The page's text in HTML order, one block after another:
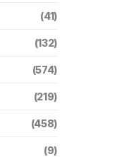
(41)
(132)
(574)
(219)
(458)
(9)